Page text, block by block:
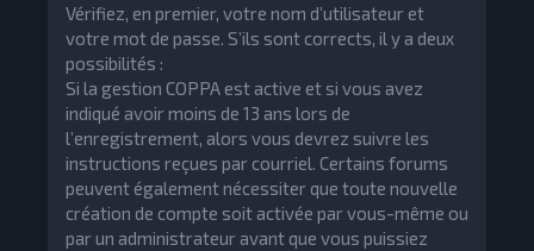
Vérifiez, en premier, votre nom d’utilisateur et
votre mot de passe. S’ils sont corrects, il y a deux
possibilités :
Si la gestion COPPA est active et si vous avez
indiqué avoir moins de 13 ans lors de
l’enregistrement, alors vous devrez suivre les
instructions reçues par courriel. Certains forums
peuvent également nécessiter que toute nouvelle
création de compte soit activée par vous-même ou
par un administrateur avant que vous puissiez